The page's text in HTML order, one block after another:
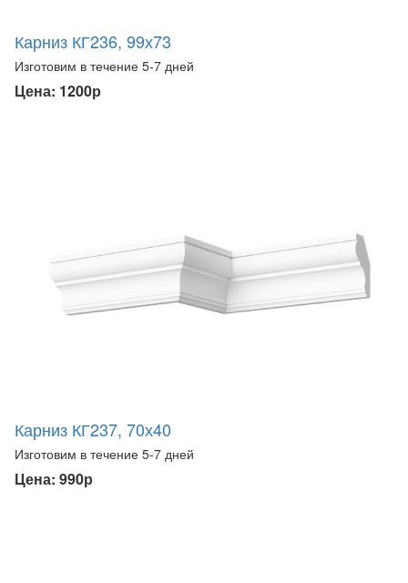
Карниз КГ236, 99х73
Изготовим в течение 5-7 дней
Цена: 1200р
Карниз КГ237, 70х40
Изготовим в течение 5-7 дней
Цена: 990р